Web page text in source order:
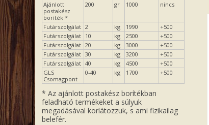
Ajánlott
postakész
boríték *
200 gr 1000 nincs
Futárszolgálat 2 kg 1990
+500
Futárszolgálat 10 kg 2500
+500
Futárszolgálat 20 kg 3000
+500
Futárszolgálat 30 kg 3200
+500
Futárszolgálat 40 kg 4500
+500
GLS
Csomagpont
0-40 kg 1700 +500
* Az ajánlott postakész borítékban
feladható termékeket a súlyuk
megadásával korlátozzuk, s ami fizikailag
belefér.